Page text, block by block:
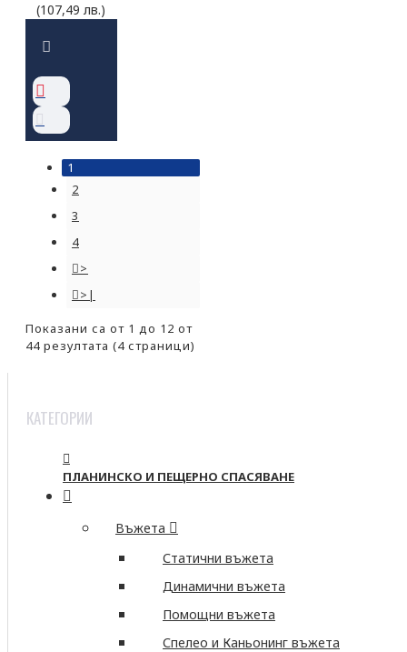
(107,49 лв.)
1
2
3
4
>
>|
Показани са от 1 до 12 от
44 резултата (4 страници)
КАТЕГОРИИ
ПЛАНИНСКО И ПЕЩЕРНО СПАСЯВАНЕ
Въжета
Статични въжета
Динамични въжета
Помощни въжета
Спелео и Каньонинг въжета